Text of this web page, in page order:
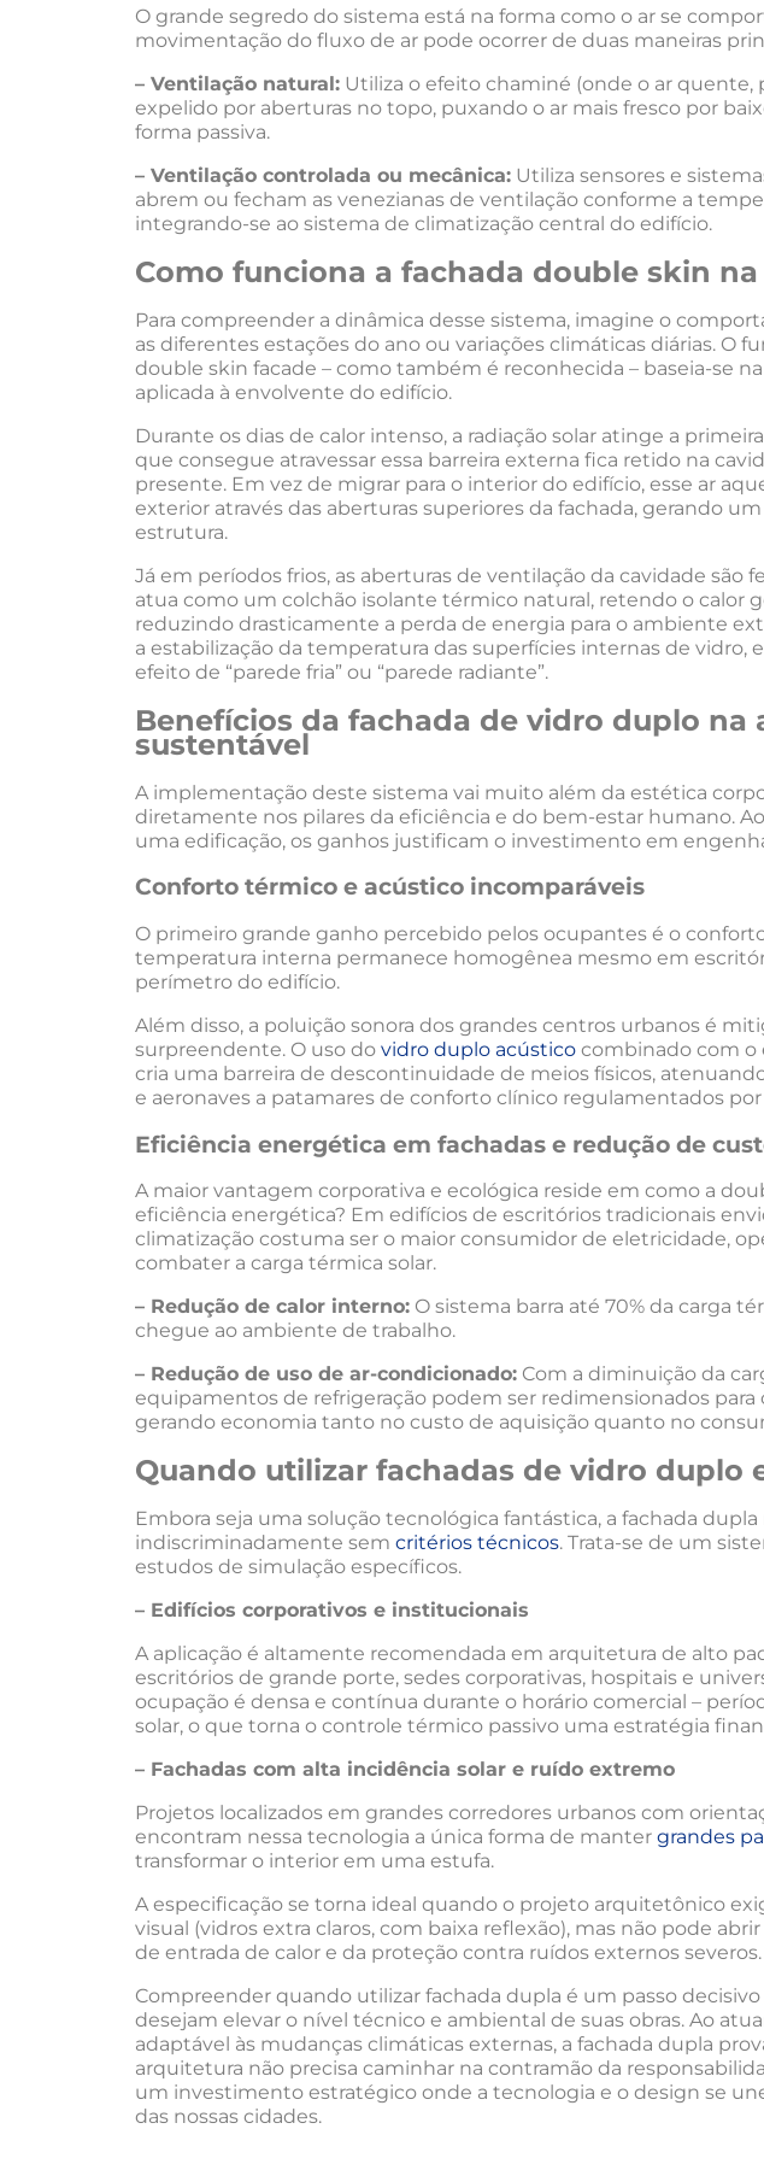
O grande segredo do sistema está na forma como o ar se
movimentação do fluxo de ar pode ocorrer de duas maneiras
– Ventilação natural: Utiliza o efeito chaminé (onde o ar quente,
expelido por aberturas no topo, puxando o ar mais fresco por
forma passiva.
– Ventilação controlada ou mecânica: Utiliza sensores e
abrem ou fecham as venezianas de ventilação conforme a
integrando-se ao sistema de climatização central do edifício.
Como funciona a fachada double skin na
Para compreender a dinâmica desse sistema, imagine o
as diferentes estações do ano ou variações climáticas diárias. O
double skin facade – como também é reconhecida – baseia-se
aplicada à envolvente do edifício.
Durante os dias de calor intenso, a radiação solar atinge a
que consegue atravessar essa barreira externa fica retido na
presente. Em vez de migrar para o interior do edifício, esse ar
exterior através das aberturas superiores da fachada, gerando
estrutura.
Já em períodos frios, as aberturas de ventilação da cavidade são
atua como um colchão isolante térmico natural, retendo o calor
reduzindo drasticamente a perda de energia para o ambiente
a estabilização da temperatura das superfícies internas de vidro,
efeito de “parede fria” ou “parede radiante”.
Benefícios da fachada de vidro duplo na
sustentável
A implementação deste sistema vai muito além da estética
diretamente nos pilares da eficiência e do bem-estar humano.
uma edificação, os ganhos justificam o investimento em
Conforto térmico e acústico incomparáveis
O primeiro grande ganho percebido pelos ocupantes é o
temperatura interna permanece homogênea mesmo em
perímetro do edifício.
Além disso, a poluição sonora dos grandes centros urbanos é
surpreendente. O uso do vidro duplo acústico combinado com o
cria uma barreira de descontinuidade de meios físicos,
e aeronaves a patamares de conforto clínico regulamentados
Eficiência energética em fachadas e redução de
A maior vantagem corporativa e ecológica reside em como a
eficiência energética? Em edifícios de escritórios tradicionais
climatização costuma ser o maior consumidor de eletricidade,
combater a carga térmica solar.
– Redução de calor interno: O sistema barra até 70% da carga
chegue ao ambiente de trabalho.
– Redução de uso de ar-condicionado: Com a diminuição da
equipamentos de refrigeração podem ser redimensionados para
gerando economia tanto no custo de aquisição quanto no
Quando utilizar fachadas de vidro duplo
Embora seja uma solução tecnológica fantástica, a fachada
indiscriminadamente sem critérios técnicos. Trata-se de um
estudos de simulação específicos.
– Edifícios corporativos e institucionais
A aplicação é altamente recomendada em arquitetura de alto
escritórios de grande porte, sedes corporativas, hospitais e
ocupação é densa e contínua durante o horário comercial –
solar, o que torna o controle térmico passivo uma estratégia
– Fachadas com alta incidência solar e ruído extremo
Projetos localizados em grandes corredores urbanos com
encontram nessa tecnologia a única forma de manter grandes
transformar o interior em uma estufa.
A especificação se torna ideal quando o projeto arquitetônico
visual (vidros extra claros, com baixa reflexão), mas não pode
de entrada de calor e da proteção contra ruídos externos severos.
Compreender quando utilizar fachada dupla é um passo
desejam elevar o nível técnico e ambiental de suas obras. Ao
adaptável às mudanças climáticas externas, a fachada dupla
arquitetura não precisa caminhar na contramão da
um investimento estratégico onde a tecnologia e o design se
das nossas cidades.